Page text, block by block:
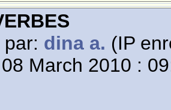
dina a. (IP
March 2010 :